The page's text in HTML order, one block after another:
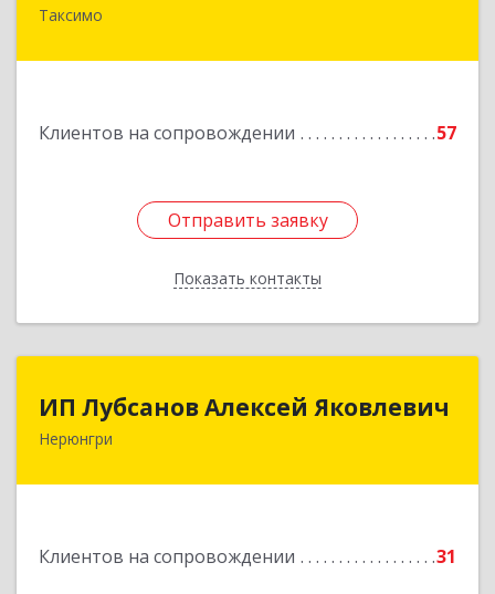
Таксимо
Клиентов на сопровождении 57
Отправить заявку
Показать контакты
671560, Республика Бурятия, Муйский р-н, пгт.
Отправить заявку
Назад
ИП Лубсанов Алексей Яковлевич
Нерюнгри
Клиентов на сопровождении 31
ИП Лубсанов Алексей Яковлевич
675002, Амурская область, г. Благовещенск, ул.